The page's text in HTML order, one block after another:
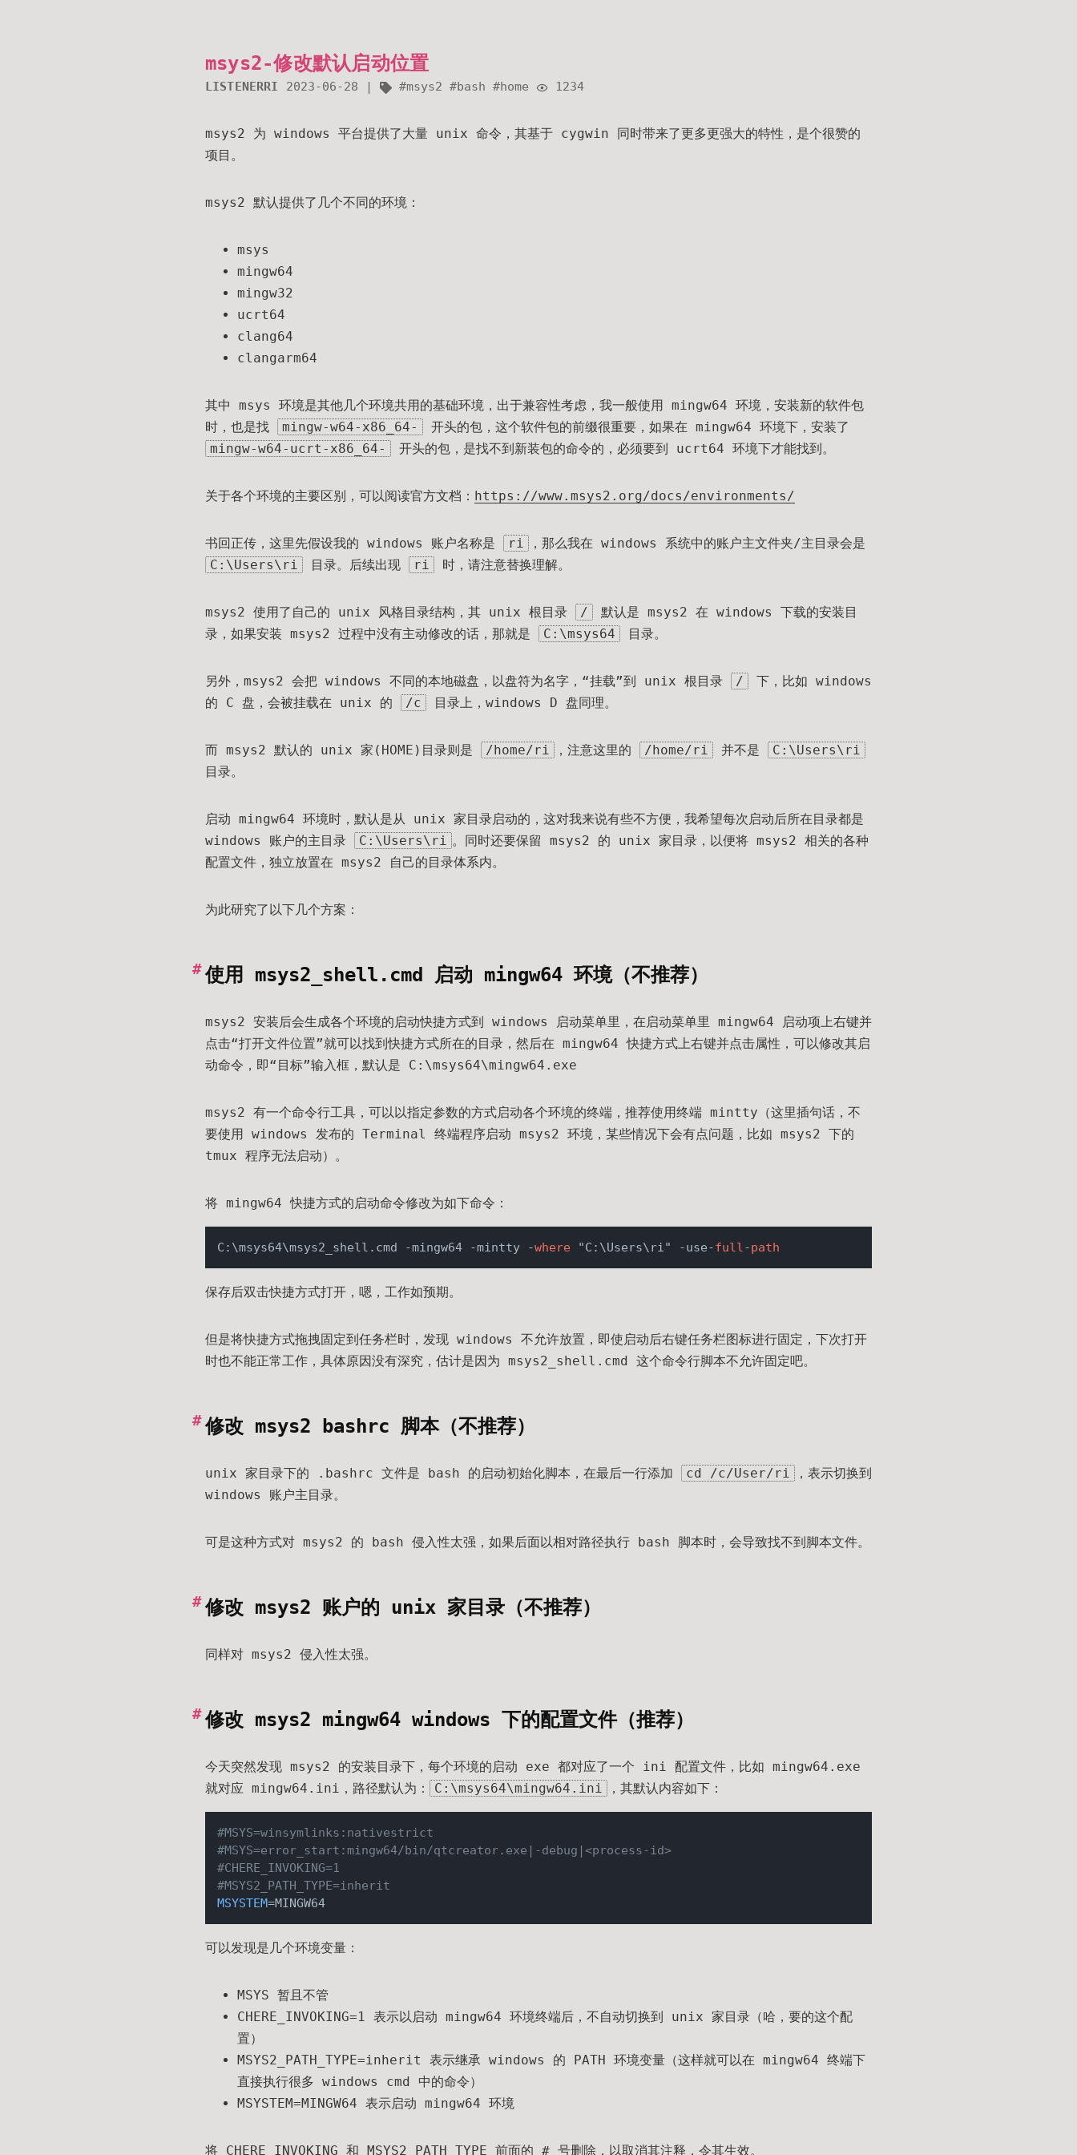
msys2-修改默认启动位置
LISTENERRI 2023-06-28 msys2 bash home 1234
msys2 为 windows 平台提供了大量 unix 命令，其基于 cygwin 同时带来了更多更强大的特性，是个很赞的
项目。
msys2 默认提供了几个不同的环境：
msys
mingw64
mingw32
ucrt64
clang64
clangarm64
其中 msys 环境是其他几个环境共用的基础环境，出于兼容性考虑，我一般使用 mingw64 环境，安装新的软件包
时，也是找
mingw-w64-x86_64-
开头的包，这个软件包的前缀很重要，如果在 mingw64 环境下，安装了
mingw-w64-ucrt-x86_64-
开头的包，是找不到新装包的命令的，必须要到 ucrt64 环境下才能找到。
关于各个环境的主要区别，可以阅读官方文档： https://www.msys2.org/docs/environments/
书回正传，这里先假设我的 windows 账户名称是 ri
，那么我在 windows 系统中的账户主文件夹/主目录会是
C:\Users\ri
目录。后续出现 ri 时，请注意替换理解。
msys2 使用了自己的 unix 风格目录结构，其 unix 根目录 /
默认是 msys2 在 windows 下载的安装目
录，如果安装 msys2 过程中没有主动修改的话，那就是
C:\msys64 目录。
另外，msys2 会把 windows 不同的本地磁盘，以盘符为名字，“挂载”到 unix 根目录 /
下，比如 windows
的 C 盘，会被挂载在 unix 的
/c 目录上，windows D 盘同理。
而 msys2 默认的 unix 家(HOME)目录则是 /home/ri ，注意这里的 /home/ri 并不是
C:\Users\ri
目录。
启动 mingw64 环境时，默认是从 unix 家目录启动的，这对我来说有些不方便，我希望每次启动后所在目录都是
windows 账户的主目录
C:\Users\ri 。同时还要保留 msys2 的 unix 家目录，以便将 msys2 相关的各种
配置文件，独立放置在 msys2 自己的目录体系内。
为此研究了以下几个方案：
使用 msys2_shell.cmd 启动 mingw64 环境（不推荐）
msys2 安装后会生成各个环境的启动快捷方式到 windows 启动菜单里，在启动菜单里 mingw64 启动项上右键并
点击“打开文件位置”就可以找到快捷方式所在的目录，然后在 mingw64 快捷方式上右键并点击属性，可以修改其启
动命令，即“目标”输入框，默认是 C:\msys64\mingw64.exe
msys2 有一个命令行工具，可以以指定参数的方式启动各个环境的终端，推荐使用终端 mintty（这里插句话，不
要使用 windows 发布的 Terminal 终端程序启动 msys2 环境，某些情况下会有点问题，比如 msys2 下的
tmux 程序无法启动）。
将 mingw64 快捷方式的启动命令修改为如下命令：
C:\msys64\msys2_shell.cmd -mingw64 -mintty -where "C:\Users\ri" -use-full-path
保存后双击快捷方式打开，嗯，工作如预期。
但是将快捷方式拖拽固定到任务栏时，发现 windows 不允许放置，即使启动后右键任务栏图标进行固定，下次打开
时也不能正常工作，具体原因没有深究，估计是因为 msys2_shell.cmd 这个命令行脚本不允许固定吧。
修改 msys2 bashrc 脚本（不推荐）
unix 家目录下的 .bashrc 文件是 bash 的启动初始化脚本，在最后一行添加 cd /c/User/ri
，表示切换到
windows 账户主目录。
可是这种方式对 msys2 的 bash 侵入性太强，如果后面以相对路径执行 bash 脚本时，会导致找不到脚本文件。
修改 msys2 账户的 unix 家目录（不推荐）
同样对 msys2 侵入性太强。
修改 msys2 mingw64 windows 下的配置文件（推荐）
今天突然发现 msys2 的安装目录下，每个环境的启动 exe 都对应了一个 ini 配置文件，比如 mingw64.exe
就对应 mingw64.ini，路径默认为：
C:\msys64\mingw64.ini ，其默认内容如下：
#MSYS=winsymlinks:nativestrict
#MSYS=error_start:mingw64/bin/qtcreator.exe|-debug|<process-id>
#CHERE_INVOKING=1
#MSYS2_PATH_TYPE=inherit
MSYSTEM
可以发现是几个环境变量：
MSYS 暂且不管
CHERE_INVOKING=1 表示以启动 mingw64 环境终端后，不自动切换到 unix 家目录（哈，要的这个配
置）
MSYS2_PATH_TYPE=inherit 表示继承 windows 的 PATH 环境变量（这样就可以在 mingw64 终端下
直接执行很多 windows cmd 中的命令）
MSYSTEM=MINGW64 表示启动 mingw64 环境
将 CHERE_INVOKING 和 MSYS2_PATH_TYPE 前面的 # 号删除，以取消其注释，令其生效。